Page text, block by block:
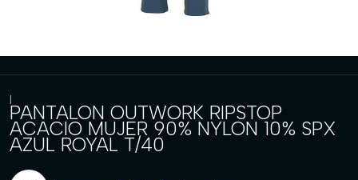
|
PANTALON OUTWORK RIPSTOP
ACACIO MUJER 90% NYLON 10% SPX
AZUL ROYAL T/40